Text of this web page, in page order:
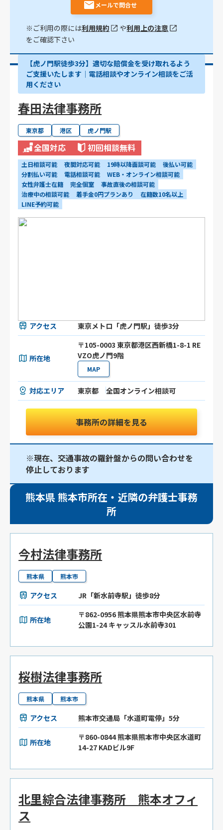
メールで問合せ
※ご利用の際には利用規約 や利用上の注意
をご確認下さい
【虎ノ門駅徒歩3分】適切な賠償金を受け取れるよう
ご支援いたします│電話相談やオンライン相談をご活
用ください
春田法律事務所
東京都 港区 虎ノ門駅
全国対応 初回相談無料
土日相談可能 夜間対応可能 19時以降面談可能
後払い可能
分割払い可能
電話相談可能
WEB・オンライン相談可能
女性弁護士在籍
完全個室
事故直後の相談可能
治療中の相談可能
着手金0円プランあり
在籍数10名以上
LINE予約可能
アクセス 東京メトロ「虎ノ門駅」徒歩3分
所在地
〒105-0003 東京都港区⻄新橋1-8-1 RE
VZO虎ノ門9階
MAP
対応エリア 東京都 全国オンライン相談可
事務所の詳細を見る
※現在、交通事故の羅針盤からの問い合わせを
停止しております
熊本県 熊本市所在・近隣の弁護士事務
所
今村法律事務所
熊本県 熊本市
アクセス JR「新水前寺駅」徒歩8分
所在地
〒862-0956 熊本県熊本市中央区水前寺
公園1-24 キャッスル水前寺301
桜樹法律事務所
熊本県 熊本市
アクセス 熊本市交通局「水道町電停」5分
所在地
〒860-0844 熊本県熊本市中央区水道町
14-27 KADビル9F
北里綜合法律事務所 熊本オフィ
ス